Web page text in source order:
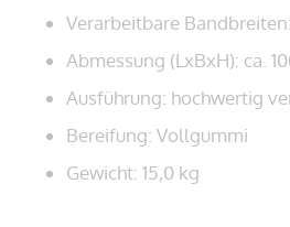
Verarbeitbare
Abmessung (LxBxH): ca.
Ausführung: hochwertig
Bereifung: Vollgummi
Gewicht: 15,0 kg